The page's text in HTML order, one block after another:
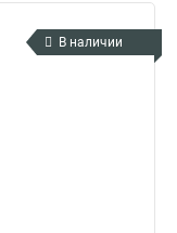
В наличии